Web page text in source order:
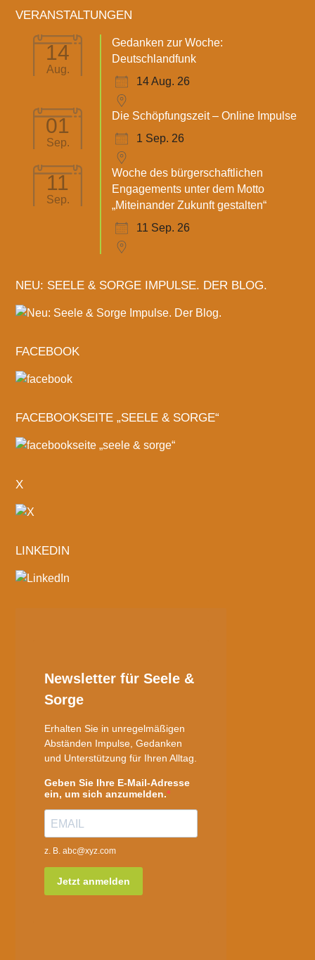
VERANSTALTUNGEN
14
Aug.
Gedanken zur Woche:
Deutschlandfunk
14 Aug. 26
01
Sep.
Die Schöpfungszeit – Online Impulse
1 Sep. 26
11
Sep.
Woche des bürgerschaftlichen
Engagements unter dem Motto
„Miteinander Zukunft gestalten“
11 Sep. 26
NEU: SEELE & SORGE IMPULSE. DER BLOG.
FACEBOOK
FACEBOOKSEITE „SEELE & SORGE“
X
LINKEDIN